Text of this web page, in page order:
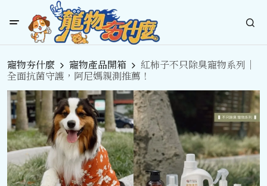
寵物夯什麼 寵物產品開箱
紅柿子不只除臭寵物系列｜
全面抗菌守護，阿尼媽親測推薦！